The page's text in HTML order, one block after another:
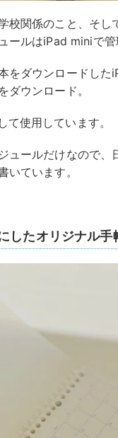
関係のこと、そし
ールはiPad miniで管
をダウンロードし
ダウンロード。
使用しています。
ュールだけなので
ています。
したオリジナル手